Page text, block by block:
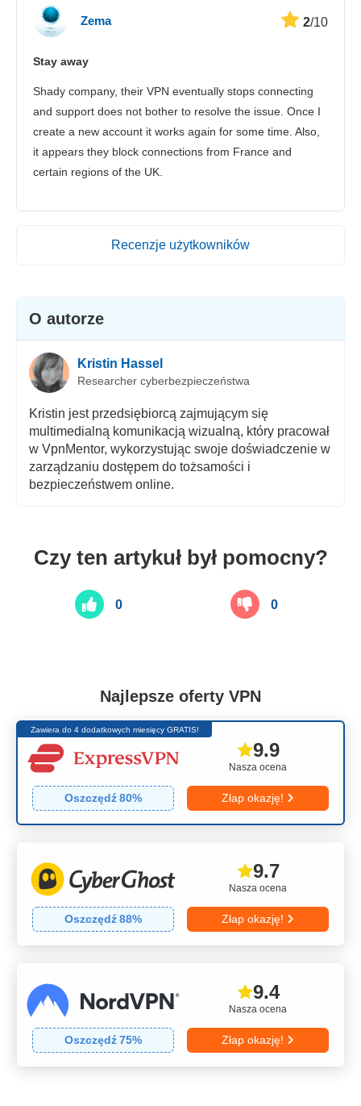
Zema 2/10
Stay away
Shady company, their VPN eventually stops connecting
and support does not bother to resolve the issue. Once I
create a new account it works again for some time. Also,
it appears they block connections from France and
certain regions of the UK.
Recenzje użytkowników
O autorze
Kristin Hassel
Researcher cyberbezpieczeństwa
Kristin jest przedsiębiorcą zajmującym się
multimedialną komunikacją wizualną, który pracował
w VpnMentor, wykorzystując swoje doświadczenie w
zarządzaniu dostępem do tożsamości i
bezpieczeństwem online.
Czy ten artykuł był pomocny?
0 0
Najlepsze oferty VPN
Zawiera do 4 dodatkowych miesięcy GRATIS!
Nasza ocena
9.9
Oszczędź80% Złap okazję!
Nasza ocena
9.7
Oszczędź88% Złap okazję!
Nasza ocena
9.4
Oszczędź75% Złap okazję!